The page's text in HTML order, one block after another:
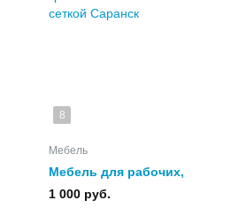
8
Мебель
Мебель для рабочих,
кровати с металлической
1 000 руб.